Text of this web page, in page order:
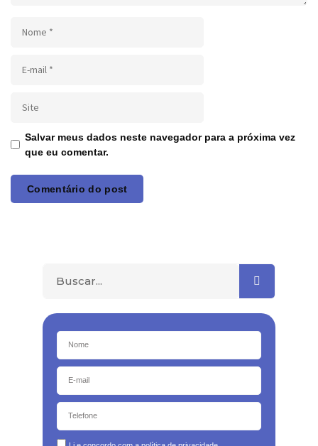
Salvar meus dados neste navegador para a próxima vez
que eu comentar.